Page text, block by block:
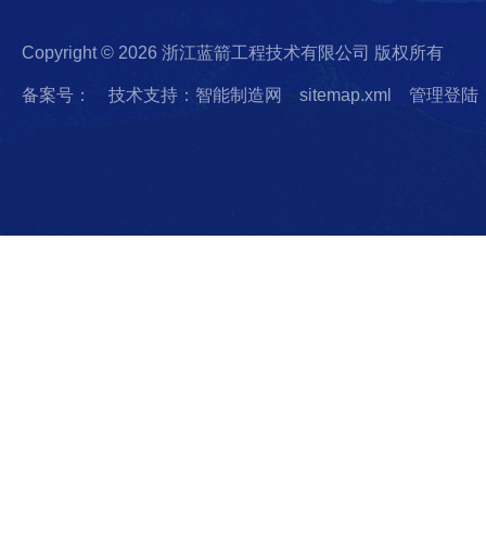
Copyright © 2026 浙江蓝箭工程技术有限公司 版权所有
备案号： 技术支持：智能制造网 sitemap.xml 管理登陆